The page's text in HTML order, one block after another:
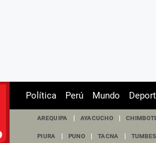
Política Perú Mundo
AREQUIPA AYACUCHO
PIURA PUNO TACNA TUMBES